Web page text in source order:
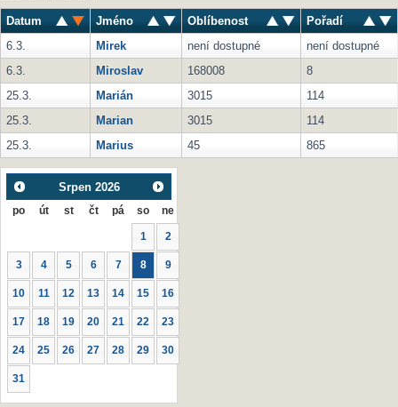
Datum Jméno Oblíbenost
Pořadí
6.3.
Mirek není dostupné
není dostupné
6.3.
Miroslav 168008
8
25.3.
Marián 3015
114
25.3.
Marian 3015
114
25.3.
Marius 45 865
Srpen 2026
po út st čt pá so ne
1 2
3 4 5 6 7 8 9
10 11 12 13 14 15 16
17 18 19 20 21 22 23
24 25 26 27 28 29 30
31